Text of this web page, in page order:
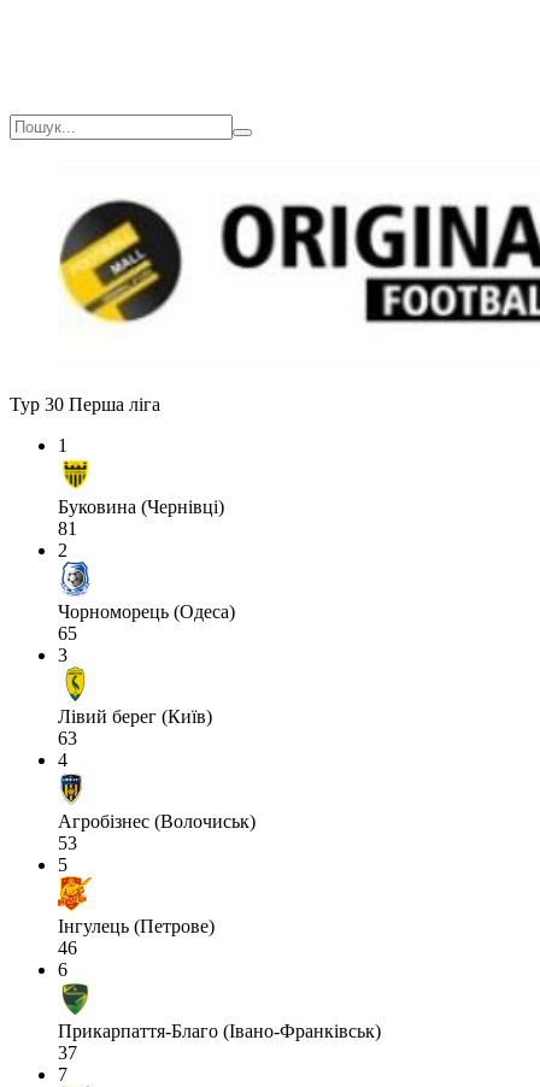
Тур 30 Перша ліга
1
Буковина (Чернівці)
81
2
Чорноморець (Одеса)
65
3
Лівий берег (Київ)
63
4
Агробізнес (Волочиськ)
53
5
Інгулець (Петрове)
46
6
Прикарпаття-Благо (Івано-Франківськ)
37
7